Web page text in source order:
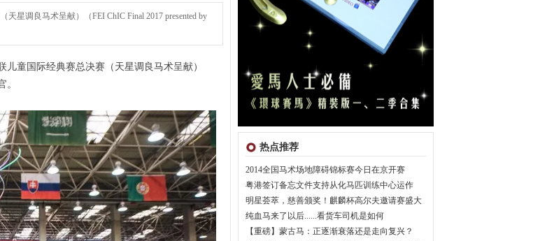
热点推荐
2014全国马术场地障碍锦标赛今日在京开赛
粤港签订备忘文件支持从化马匹训练中心运作
明星荟萃，慈善颁奖！麒麟杯高尔夫邀请赛盛大
纯血马来了以后......看货车司机是如何
【重磅】蒙古马：正逐渐衰落还是走向复兴？
星调良马术呈献）（FEI ChIC Final 2017 presented by
儿童国际经典赛总决赛（天星调良马术呈献）
。